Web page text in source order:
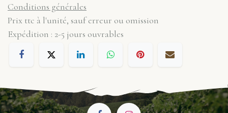
Conditions générales
Prix ttc à l'unité, sauf erreur ou omission
Expédition : 2-5 jours ouvrables